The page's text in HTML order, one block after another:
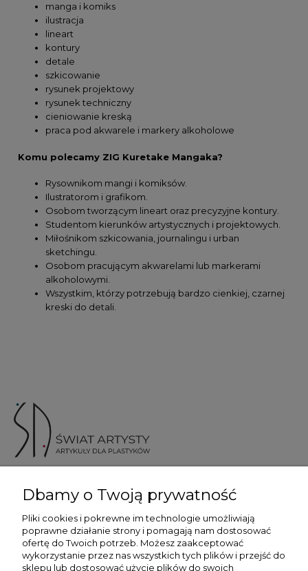
manga i komiks
ilustracja
lineart
kontury
detale
szkicowanie
rysunek projektowy
rysunek techniczny
cieniowanie kreską
praca pod akwarele i markery alkoholowe
Komu polecamy ZIG Kuretake Mangaka?
Rysownikom mangi i komiksów.
Ilustratorom i grafikom.
Osobom tworzącym lineart oraz precyzyjne kontury.
Studentom kierunków artystycznych i projektowych.
Miłośnikom szkicowania, journalingu i urban
sketchingu.
Osobom pracującym akwarelami lub markerami
alkoholowymi.
Wszystkim, którzy potrzebują bardzo cienkiej, czarnej
kreski do detali.
Więcej informacji
Dbamy o Twoją prywatność
Pliki cookies i pokrewne im technologie umożliwiają
poprawne działanie strony i pomagają nam dostosować
ofertę do Twoich potrzeb. Możesz zaakceptować
wykorzystanie przez nas wszystkich tych plików i przejść do
sklepu lub dostosować użycie plików do swoich